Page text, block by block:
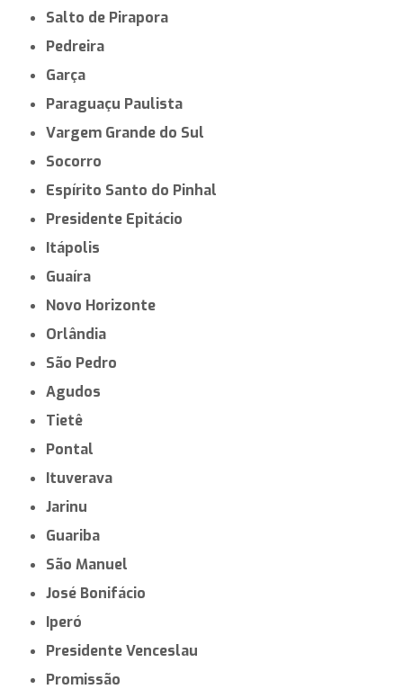
Salto de Pirapora
Pedreira
Garça
Paraguaçu Paulista
Vargem Grande do Sul
Socorro
Espírito Santo do Pinhal
Presidente Epitácio
Itápolis
Guaíra
Novo Horizonte
Orlândia
São Pedro
Agudos
Tietê
Pontal
Ituverava
Jarinu
Guariba
São Manuel
José Bonifácio
Iperó
Presidente Venceslau
Promissão